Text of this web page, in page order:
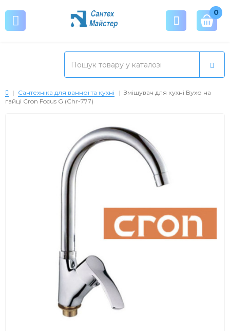
0
Сантехніка для ванної та кухні
Змішувач для кухні Вухо на
гайці Cron Focus G (Chr-777)